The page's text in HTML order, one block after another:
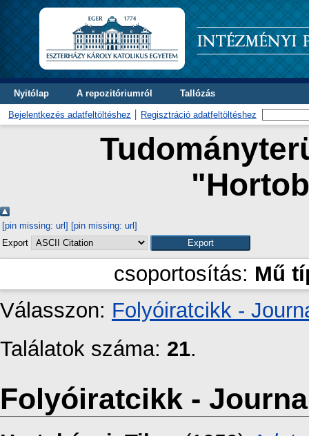
Nyitólap A repozitóriumról Tallózás
Bejelentkezés adatfeltöltéshez Regisztráció adatfeltöltéshez
"
[pin missing: url] [pin missing: url]
Export
csoportosítás: Mű
Válasszon: Folyóiratcikk -
Találatok száma: 21.
Folyóiratcikk -